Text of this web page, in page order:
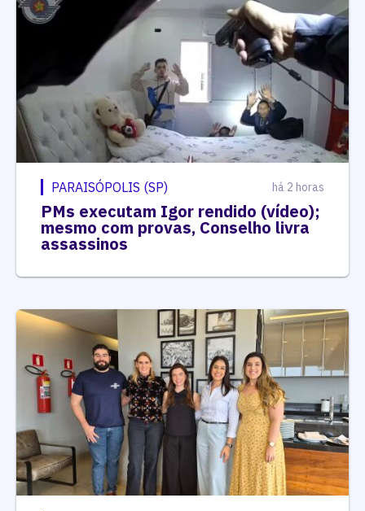
PARAISÓPOLIS (SP) há 2 horas
PMs executam Igor rendido (vídeo);
mesmo com provas, Conselho livra
assassinos